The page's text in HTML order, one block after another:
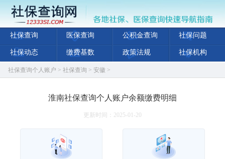
社保查询 医保查询 公积金查询 社保问题
社保动态 缴费基数 政策法规 社保机构
社保查询个人账户 > 社保查询 > 安徽 >
淮南社保查询个人账户余额缴费明细
更新时间：2025-01-20